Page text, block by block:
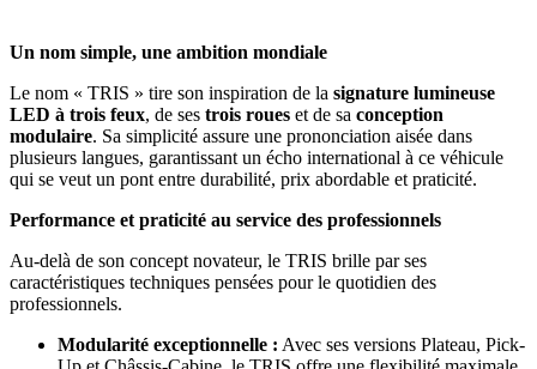
Un nom simple, une ambition mondiale
Le nom « TRIS » tire son inspiration de la signature lumineuse
LED à trois feux, de ses trois roues et de sa conception
modulaire. Sa simplicité assure une prononciation aisée dans
plusieurs langues, garantissant un écho international à ce véhicule
qui se veut un pont entre durabilité, prix abordable et praticité.
Performance et praticité au service des professionnels
Au-delà de son concept novateur, le TRIS brille par ses
caractéristiques techniques pensées pour le quotidien des
professionnels.
Modularité exceptionnelle : Avec ses versions Plateau, Pick-